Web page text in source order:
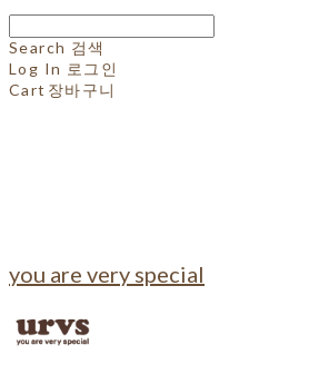
Search 검색
Log In 로그인
Cart 장바구니
you are very special